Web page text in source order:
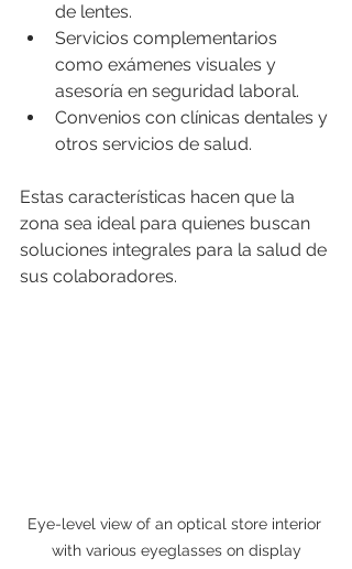
de lentes.
Servicios complementarios
como exámenes visuales y
asesoría en seguridad laboral.
Convenios con clínicas dentales y
otros servicios de salud.
Estas características hacen que la
zona sea ideal para quienes buscan
soluciones integrales para la salud de
sus colaboradores.
Eye-level view of an optical store interior
with various eyeglasses on display